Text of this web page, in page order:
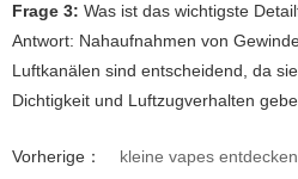
Frage 3: Was ist das wichtigste
Antwort: Nahaufnahmen von
Luftkanälen sind entscheidend, da
Dichtigkeit und Luftzugverhalten
Vorherige：
kleine vapes